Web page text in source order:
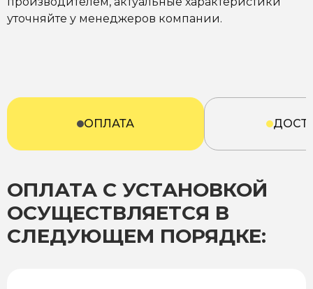
уточняйте у менеджеров компании.
ОПЛАТА
ОПЛАТА С УСТАНОВКОЙ
ОСУЩЕСТВЛЯЕТСЯ В
СЛЕДУЮЩЕМ ПОРЯДКЕ: